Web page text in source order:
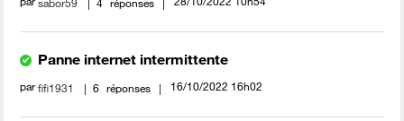
Panne internet intermittente
parfifi1931 6 réponses ‎16/10/2022 16h02